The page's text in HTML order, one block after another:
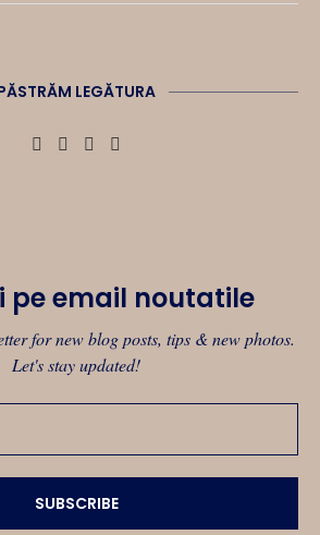
LEGĂTURA
pe email noutatile
for new blog posts, tips & new photos.
Let's stay updated!